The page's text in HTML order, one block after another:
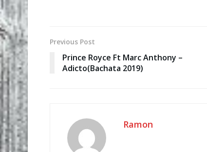
Previous Post
Prince Royce Ft Marc Anthony –
Adicto(Bachata 2019)
Ramon